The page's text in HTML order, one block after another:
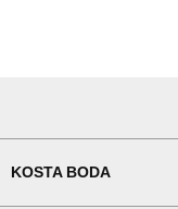
KOSTA BODA